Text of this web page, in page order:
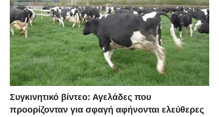
Συγκινητικό βίντεο: Αγελάδες που
προορίζονταν για σφαγή αφήνονται ελεύθερες